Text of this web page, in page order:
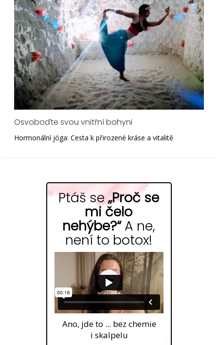
Osvoboďte svou vnitřní bohyni
Hormonální jóga: Cesta k přirozené kráse a vitalitě
Ptáš se „Proč se
mi čelo
nehýbe?“A ne,
není to botox!
Ano, jde to ... bez chemie
i skalpelu